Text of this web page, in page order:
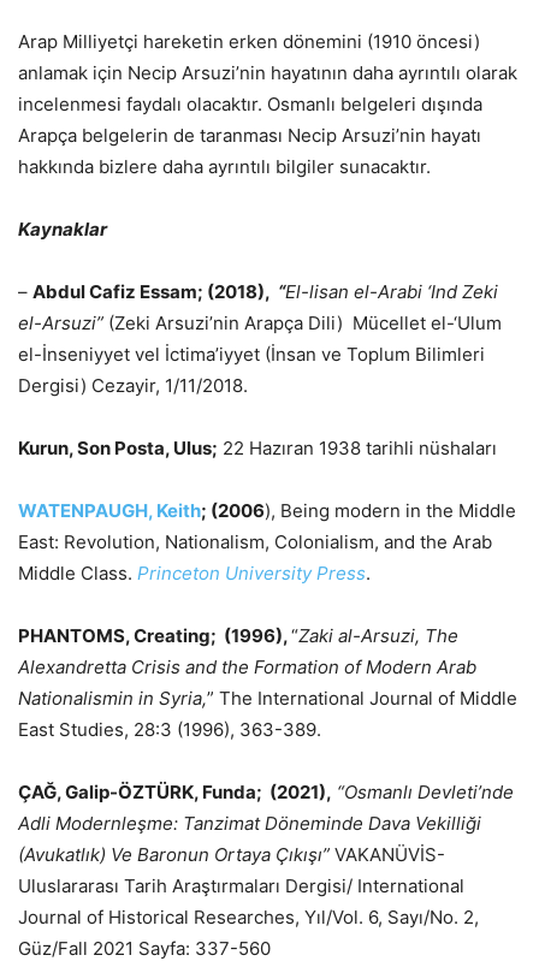
Arap Milliyetçi hareketin erken dönemini (1910 öncesi)
anlamak için Necip Arsuzi’nin hayatının daha ayrıntılı olarak
incelenmesi faydalı olacaktır. Osmanlı belgeleri dışında
Arapça belgelerin de taranması Necip Arsuzi’nin hayatı
hakkında bizlere daha ayrıntılı bilgiler sunacaktır.
Kaynaklar
– Abdul Cafiz Essam; (2018), “El-lisan el-Arabi ‘Ind Zeki
el-Arsuzi” (Zeki Arsuzi’nin Arapça Dili) Mücellet el-‘Ulum
el-İnseniyyet vel İctima’iyyet (İnsan ve Toplum Bilimleri
Dergisi) Cezayir, 1/11/2018.
Kurun, Son Posta, Ulus; 22 Hazıran 1938 tarihli nüshaları
WATENPAUGH, Keith; (2006), Being modern in the Middle
East: Revolution, Nationalism, Colonialism, and the Arab
Middle Class. Princeton University Press.
PHANTOMS, Creating; (1996),“Zaki al-Arsuzi, The
Alexandretta Crisis and the Formation of Modern Arab
Nationalismin in Syria,” The International Journal of Middle
East Studies, 28:3 (1996), 363-389.
ÇAĞ, Galip-ÖZTÜRK, Funda; (2021), “Osmanlı Devleti’nde
Adli Modernleşme: Tanzimat Döneminde Dava Vekilliği
(Avukatlık) Ve Baronun Ortaya Çıkışı” VAKANÜVİS-
Uluslararası Tarih Araştırmaları Dergisi/ International
Journal of Historical Researches, Yıl/Vol. 6, Sayı/No. 2,
Güz/Fall 2021 Sayfa: 337-560